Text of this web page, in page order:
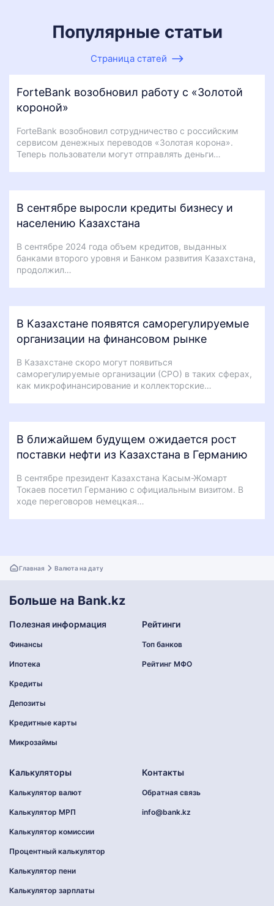
Популярные статьи
Страница статей
ForteBank возобновил работу с «Золотой
короной»
ForteBank возобновил сотрудничество с российским
сервисом денежных переводов «Золотая корона».
Теперь пользователи могут отправлять деньги…
В сентябре выросли кредиты бизнесу и
населению Казахстана
В сентябре 2024 года объем кредитов, выданных
банками второго уровня и Банком развития Казахстана,
продолжил…
В Казахстане появятся саморегулируемые
организации на финансовом рынке
В Казахстане скоро могут появиться
саморегулируемые организации (СРО) в таких сферах,
как микрофинансирование и коллекторские…
В ближайшем будущем ожидается рост
поставки нефти из Казахстана в Германию
В сентябре президент Казахстана Касым-Жомарт
Токаев посетил Германию с официальным визитом. В
ходе переговоров немецкая…
Главная Валюта на дату
Больше на Bank.kz
Полезная информация
Финансы
Ипотека
Кредиты
Депозиты
Кредитные карты
Микрозаймы
Рейтинги
Топ банков
Рейтинг МФО
Калькуляторы
Калькулятор валют
Калькулятор МРП
Калькулятор комиссии
Процентный калькулятор
Калькулятор пени
Калькулятор зарплаты
Контакты
Обратная связь
info@bank.kz